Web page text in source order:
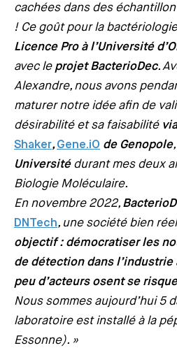
cachées dans des
! Ce goût pour la
Licence Pro à l’Université
avec le projet BacterioDec.
Alexandre, nous avons
maturer notre idée afin de
désirabilité et sa faisabilité
Shaker,Gene.iO de Genopole
Universitédurant mes deux
Biologie Moléculaire.
En novembre 2022,
DNTech, une société bien
objectif : démocratiser les
de détection dans
peu d’acteurs osent se
Nous sommes aujourd’hui 5
laboratoire est installé à la
Essonne). »